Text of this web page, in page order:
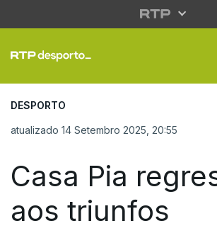
Casa Pia
DESPORTO
atualizado 14 Setembro 2025, 20:55
Casa Pia
aos triunfos